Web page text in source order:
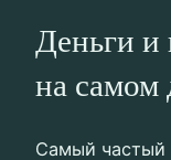
Деньги и
на самом
Самый частый